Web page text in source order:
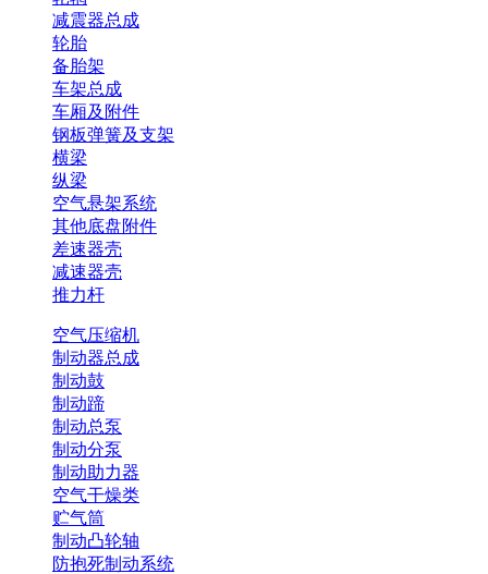
减震器总成
轮胎
备胎架
车架总成
车厢及附件
钢板弹簧及支架
横梁
纵梁
空气悬架系统
其他底盘附件
差速器壳
减速器壳
推力杆
空气压缩机
制动器总成
制动鼓
制动蹄
制动总泵
制动分泵
制动助力器
空气干燥类
贮气筒
制动凸轮轴
防抱死制动系统